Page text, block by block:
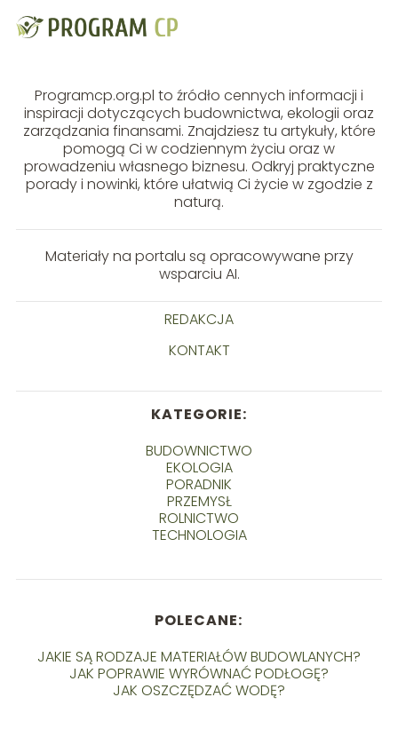
Programcp.org.pl to źródło cennych informacji i
inspiracji dotyczących budownictwa, ekologii oraz
zarządzania finansami. Znajdziesz tu artykuły, które
pomogą Ci w codziennym życiu oraz w
prowadzeniu własnego biznesu. Odkryj praktyczne
porady i nowinki, które ułatwią Ci życie w zgodzie z
naturą.
Materiały na portalu są opracowywane przy
wsparciu AI.
REDAKCJA
KONTAKT
KATEGORIE:
BUDOWNICTWO
EKOLOGIA
PORADNIK
PRZEMYSŁ
ROLNICTWO
TECHNOLOGIA
POLECANE:
JAKIE SĄ RODZAJE MATERIAŁÓW BUDOWLANYCH?
JAK POPRAWIE WYRÓWNAĆ PODŁOGĘ?
JAK OSZCZĘDZAĆ WODĘ?